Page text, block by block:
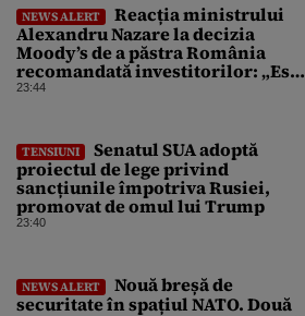
NEWS ALERT
Reacția ministrului
Alexandru Nazare la decizia
Moody’s de a păstra România
recomandată investitorilor: „Este
un răgaz, dar în niciun caz un
23:44
TENSIUNI
Senatul SUA adoptă
proiectul de lege privind
sancțiunile împotriva Rusiei,
promovat de omul lui Trump
23:40
NEWS ALERT
Nouă breșă de
securitate în spațiul NATO. Două